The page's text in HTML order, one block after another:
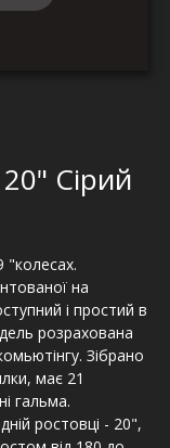
Сірий
"колесах.
на
і простий в
розрахована
Зібрано
має 21
гальма.
ростовці - 20",